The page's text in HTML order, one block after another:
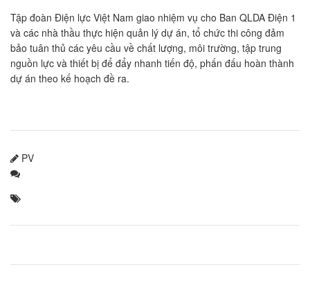
Tập đoàn Điện lực Việt Nam giao nhiệm vụ cho Ban QLDA Điện 1
và các nhà thầu thực hiện quản lý dự án, tổ chức thi công đảm
bảo tuân thủ các yêu cầu về chất lượng, môi trường, tập trung
nguồn lực và thiết bị để đẩy nhanh tiến độ, phấn đấu hoàn thành
dự án theo kế hoạch đề ra.
PV